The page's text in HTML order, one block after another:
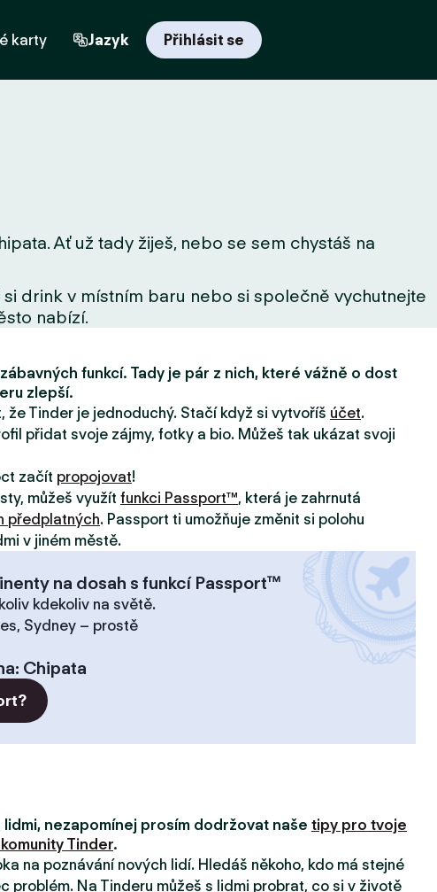
karty Jazyk Přihlásit se
Ať už tady žiješ, nebo se sem chystáš na
drink v místním baru nebo si společně vychutnejte
nabízí.
funkcí. Tady je pár z nich, které vážně o dost
zlepší.
že Tinder je jednoduchý. Stačí když si vytvoříš účet.
přidat svoje zájmy, fotky a bio. Můžeš tak ukázat svoji
začít propojovat!
můžeš využít funkci Passport™, která je zahrnutá
předplatných. Passport ti umožňuje změnit si polohu
v jiném městě.
na dosah s funkcí Passport™
kdekoliv na světě.
Sydney – prostě
: Chipata
lidmi, nezapomínej prosím dodržovat naše tipy pro tvoje
Tinder.
na poznávání nových lidí. Hledáš někoho, kdo má stejné
problém. Na Tinderu můžeš s lidmi probrat, co si v životě